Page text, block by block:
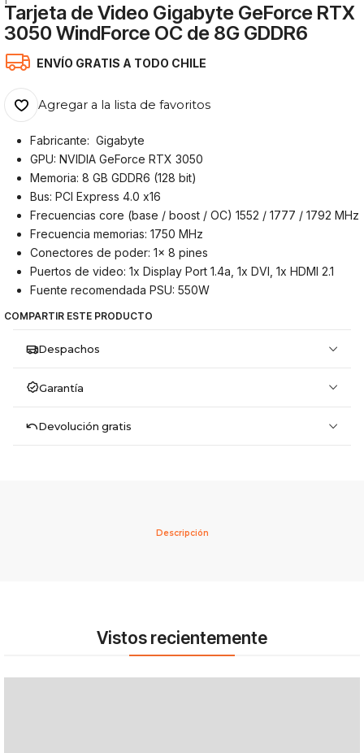
Tarjeta de Video Gigabyte GeForce RTX
3050 WindForce OC de 8G GDDR6
ENVÍO GRATIS A TODO CHILE
Agregar a la lista de favoritos
Fabricante: Gigabyte
GPU: NVIDIA GeForce RTX 3050
Memoria: 8 GB GDDR6 (128 bit)
Bus: PCI Express 4.0 x16
Frecuencias core (base / boost / OC) 1552 / 1777 / 1792 MHz
Frecuencia memorias: 1750 MHz
Conectores de poder: 1x 8 pines
Puertos de video: 1x Display Port 1.4a, 1x DVI, 1x HDMI 2.1
Fuente recomendada PSU: 550W
COMPARTIR ESTE PRODUCTO
Despachos
Garantía
Devolución gratis
Descripción
Vistos recientemente